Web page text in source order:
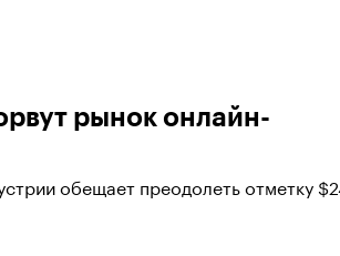
рынок онлайн-
обещает преодолеть отметку